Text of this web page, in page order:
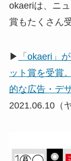
okaeriは、ニ
賞もたくさん
▶
「okaeri」
ット賞を受賞
的な広告・デ
2021.06.10（